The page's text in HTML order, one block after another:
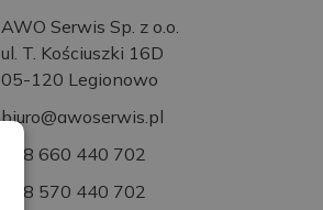
AWO Serwis Sp. z o.o.
ul. T. Kościuszki 16D
05-120 Legionowo
biuro@awoserwis.pl
+48 660 440 702
+48 570 440 702